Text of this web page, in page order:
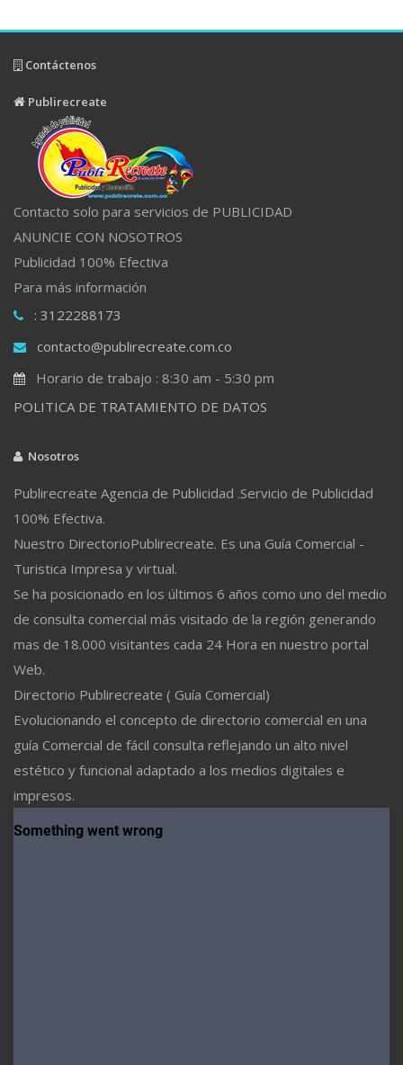
Contáctenos
Publirecreate
Contacto solo para servicios de PUBLICIDAD
ANUNCIE CON NOSOTROS
Publicidad 100% Efectiva
Para más información
: 3122288173
contacto@publirecreate.com.co
Horario de trabajo : 8:30 am - 5:30 pm
POLITICA DE TRATAMIENTO DE DATOS
Nosotros
Publirecreate Agencia de Publicidad .Servicio de Publicidad
100% Efectiva.
Nuestro DirectorioPublirecreate. Es una Guía Comercial -
Turistica Impresa y virtual.
Se ha posicionado en los últimos 6 años como uno del medio
de consulta comercial más visitado de la región generando
mas de 18.000 visitantes cada 24 Hora en nuestro portal
Web.
Directorio Publirecreate ( Guía Comercial)
Evolucionando el concepto de directorio comercial en una
guía Comercial de fácil consulta reflejando un alto nivel
estético y funcional adaptado a los medios digitales e
impresos.